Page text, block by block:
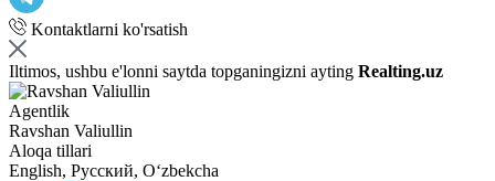
Kontaktlarni ko'rsatish
Iltimos, ushbu e'lonni saytda topganingizni ayting Realting.uz
Agentlik
Ravshan Valiullin
Aloqa tillari
English, Русский, Oʻzbekcha